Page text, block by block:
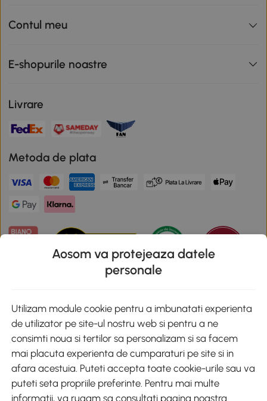
Contul meu
E-shopurile noastre
Livrare
Metoda de plata
Descarca aplicatia Aosom
Google Play
+40 312294730 clienti@aosom.ro
Aosom va protejeaza datele
personale
Utilizam module cookie pentru a imbunatati experienta
de utilizator pe site-ul nostru web si pentru a ne
consimti noua si tertilor sa personalizam si sa facem
mai placuta experienta de cumparaturi pe site si in
afara acestuia. Puteti accepta toate cookie-urile sau va
puteti seta propriile preferinte. Pentru mai multe
informatii, va rugam sa consultati pagina noastra